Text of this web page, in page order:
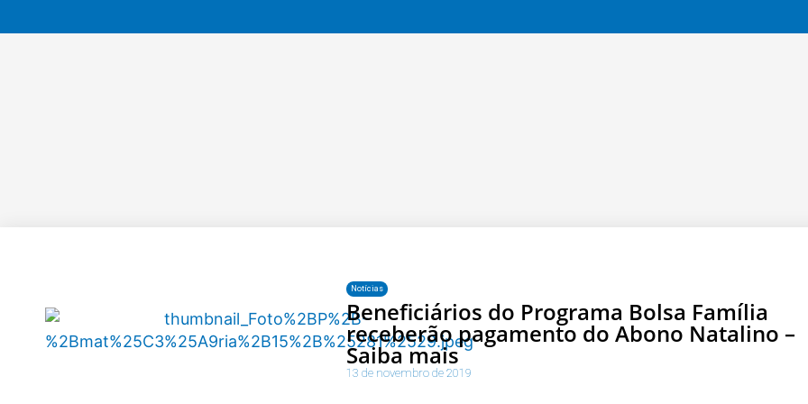
Notícias
Beneficiários do Programa Bolsa Família
receberão pagamento do Abono Natalino –
Saiba mais
13 de novembro de 2019